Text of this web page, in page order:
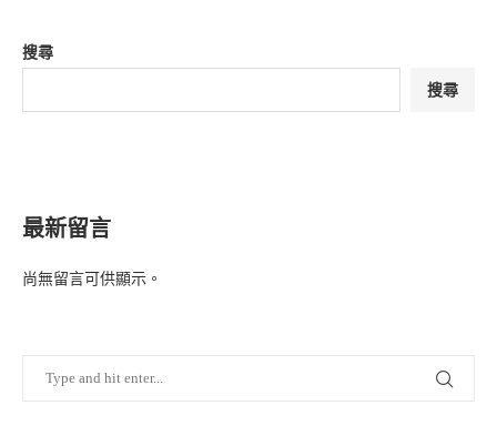
搜尋
搜尋
最新留言
尚無留言可供顯示。